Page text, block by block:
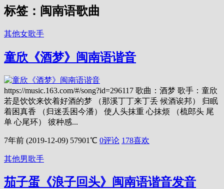
标签：闽南语歌曲
其他女歌手
童欣《酒梦》闽南语谐音
https://music.163.com/#/song?id=296117 歌曲：酒梦 歌手：童欣
若是饮饮来饮着好酒的梦 （那溪丁丁来丁丢 候酒诶邦） 归眠
着困真香 （归迷丢困今潘） 使人头抹重 心抹烦 （梳郎头 尾
单 心尾环） 彼种感...
7年前 (2019-12-09) 57901℃ 0评论 178喜欢
其他男歌手
茄子蛋《浪子回头》闽南语谐音发音